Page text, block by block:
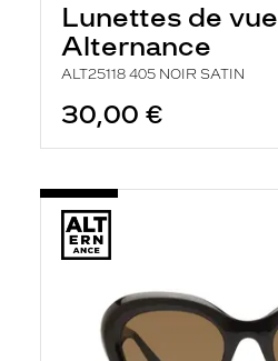
Lunettes de vue
Alternance
ALT25118 405 NOIR SATIN
30,00 €